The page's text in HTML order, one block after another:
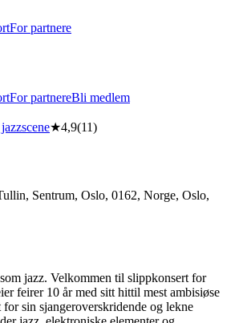
For partnere
For partnereBli medlem
★4,9(11)
Sentrum, Oslo, 0162, Norge, Oslo,
jazz. Velkommen til slippkonsert for
feirer 10 år med sitt hittil mest ambisiøse
sin sjangeroverskridende og lekne